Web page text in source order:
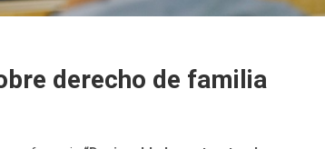
derecho de familia